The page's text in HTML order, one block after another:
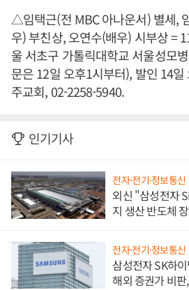
△임택근(전 MBC 아나운서) 별세,
우) 부친상, 오연수(배우) 시부상 =
울 서초구 가톨릭대학교 서울성모
문은 12일 오후1시부터), 발인 14
주교회, 02-2258-5940.
인기기사
전자·전기·정보통신
외신 "삼성전자
지 생산 반도체
전자·전기·정보통신
삼성전자 SK하
해외 증권가 비